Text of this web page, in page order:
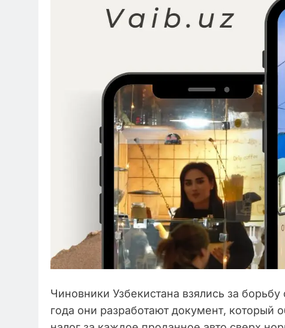
Чиновники Узбекистана взялись за
года они разработают документ, который